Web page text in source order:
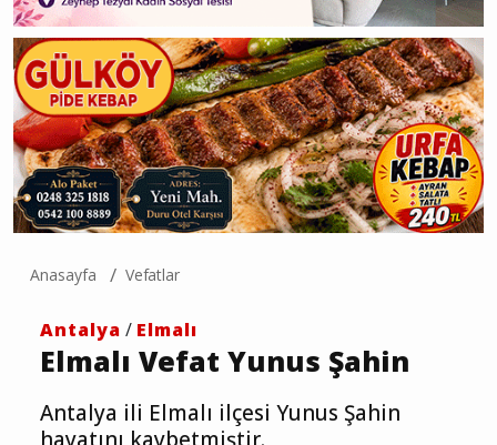
Anasayfa Vefatlar
Antalya / Elmalı
Elmalı Vefat Yunus Şahin
Antalya ili Elmalı ilçesi Yunus Şahin